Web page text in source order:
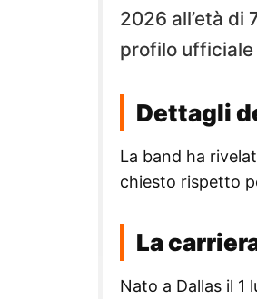
2026 all’età di
profilo ufficiale
Dettagli
La band ha
chiesto rispetto
La
Nato a Dallas il 1